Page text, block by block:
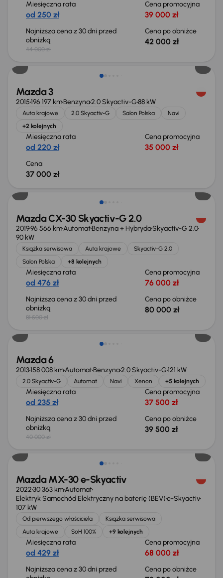
Miesięczna rata
od 250 zł
Cena promocyjna
39 000 zł
Najniższa cena z 30 dni przed
obniżką
44 000 zł
Cena po obniżce
42 000 zł
Mazda 3
2015196 197 kmBenzyna2.0 Skyactiv-G88 kW
Auta krajowe 2.0 Skyactiv-G Salon Polska
Navi
+2 kolejnych
Miesięczna rata
od 220 zł
Cena promocyjna
35 000 zł
Cena
37 000 zł
Mazda CX-30 Skyactiv-G 2.0
201996 566 kmAutomatBenzyna + HybrydaSkyactiv-G 2.0
90 kW
Książka serwisowa Auta krajowe
Skyactiv-G 2.0
Salon Polska
+8 kolejnych
Miesięczna rata
od 476 zł
Cena promocyjna
76 000 zł
Najniższa cena z 30 dni przed
obniżką
81 500 zł
Cena po obniżce
80 000 zł
Taniej o 500 zł
Mazda 6
2013158 008 kmAutomatBenzyna2.0 Skyactiv-G121 kW
2.0 Skyactiv-G Automat Navi Xenon +5 kolejnych
Miesięczna rata
od 235 zł
Cena promocyjna
37 500 zł
Najniższa cena z 30 dni przed
obniżką
40 000 zł
Cena po obniżce
39 500 zł
Taniej o 1 000 zł
Mazda MX-30 e-Skyactiv
202230 363 kmAutomat
Elektryk Samochód Elektryczny na baterię (BEV)e-Skyactiv
107 kW
Od pierwszego właściciela
Książka serwisowa
Auta krajowe
SoH 100% +9 kolejnych
Miesięczna rata
od 429 zł
Cena promocyjna
68 000 zł
Najniższa cena z 30 dni przed
Cena po obniżce